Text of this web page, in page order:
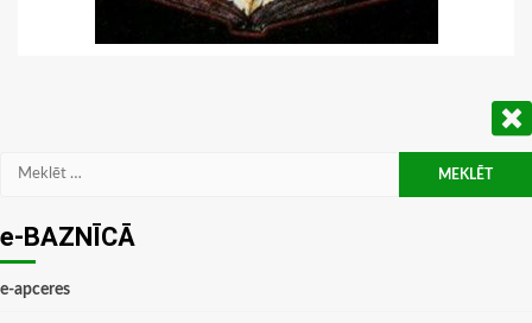
Meklēt:
e-BAZNĪCĀ
e-apceres